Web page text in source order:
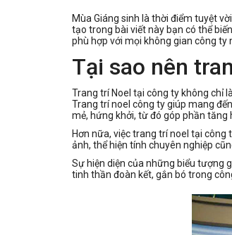
Mùa Giáng sinh là thời điểm tuyệt
tạo trong bài viết này bạn có thể
phù hợp với mọi không gian công ty
Tại sao nên
Trang trí Noel tại công ty không chỉ
Trang trí noel công ty giúp mang
mẻ, hứng khởi, từ đó góp phần tăng
Hơn nữa, việc trang trí noel tại công
ảnh, thể hiện tính chuyên nghiệp
Sự hiện diện của những biểu tượng
tinh thần đoàn kết, gắn bó trong